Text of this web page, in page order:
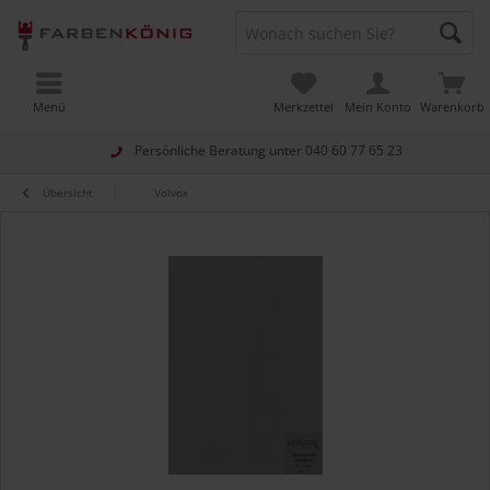
Persönliche Beratung unter 040 60 77 65 23
Warenkorb
Merkzettel Mein Konto
Menü
Übersicht Volvox